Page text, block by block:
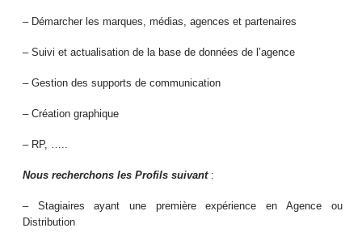
– Démarcher les marques, médias, agences et partenaires
– Suivi et actualisation de la base de données de l’agence
– Gestion des supports de communication
– Création graphique
– RP, …..
Nous recherchons les Profils suivant :
– Stagiaires ayant une première expérience en Agence ou
Distribution